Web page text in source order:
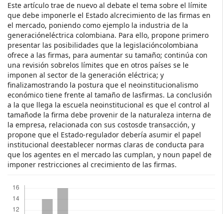
Este artículo trae de nuevo al debate el tema sobre el límite
que debe imponerle el Estado alcrecimiento de las firmas en
el mercado, poniendo como ejemplo la industria de la
generacióneléctrica colombiana. Para ello, propone primero
presentar las posibilidades que la legislacióncolombiana
ofrece a las firmas, para aumentar su tamaño; continúa con
una revisión sobrelos límites que en otros países se le
imponen al sector de la generación eléctrica; y
finalizamostrando la postura que el neoinstitucionalismo
económico tiene frente al tamaño de lasfirmas. La conclusión
a la que llega la escuela neoinstitucional es que el control al
tamañode la firma debe provenir de la naturaleza interna de
la empresa, relacionada con sus costosde transacción, y
propone que el Estado-regulador debería asumir el papel
institucional deestablecer normas claras de conducta para
que los agentes en el mercado las cumplan, y noun papel de
imponer restricciones al crecimiento de las firmas.